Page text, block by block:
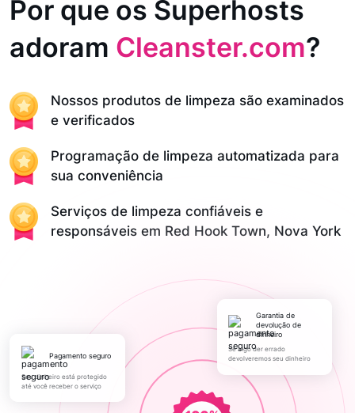
Por que os Superhosts
adoram Cleanster.com?
Nossos produtos de limpeza são examinados
e verificados
Programação de limpeza automatizada para
sua conveniência
Serviços de limpeza confiáveis e
responsáveis em Red Hook Town, Nova York
pagamento seguro
Seu dinheiro está protegido
até você receber o serviço
Garantia de
devolução de
dinheiro
Se algo der errado
devolveremos seu dinheiro